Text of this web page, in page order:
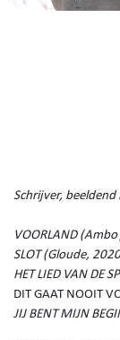
Schrijver,
VOORLAND
SLOT (Gloude,
HET LIED VAN DE
DIT GAAT NOOIT
JIJ BENT MIJN